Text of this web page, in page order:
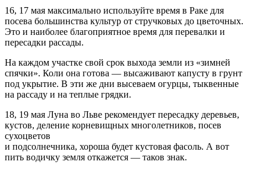
16, 17 мая максимально используйте время в Раке для
посева большинства культур от стручковых до цветочных.
Это и наиболее благоприятное время для перевалки и
пересадки рассады.
На каждом участке свой срок выхода земли из «зимней
спячки». Коли она готова — высаживают капусту в грунт
под укрытие. В эти же дни высеваем огурцы, тыквенные
на рассаду и на теплые грядки.
18, 19 мая Луна во Льве рекомендует пересадку деревьев,
кустов, деление корневищных многолетников, посев
сухоцветов
и подсолнечника, хороша будет кустовая фасоль. А вот
пить водичку земля откажется — таков знак.